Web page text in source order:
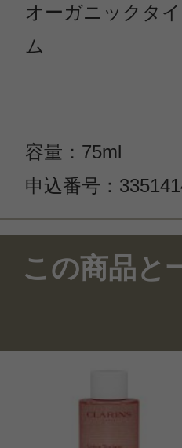
オーガニックタ
ム
容量：75ml
申込番号：
この商品の
1件のレビュー
この商品と